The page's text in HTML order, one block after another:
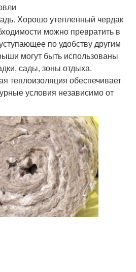
Хорошо утепленный чердак
можно превратить в
по удобству другим
могут быть использованы
сады, зоны отдыха.
теплоизоляция обеспечивает
условия независимо от